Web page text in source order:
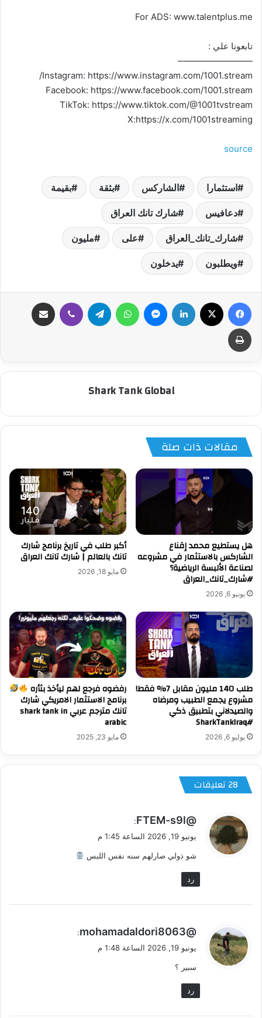
For ADS: www.talentplus.me
تابعونا علي :
————————–
Instagram: https://www.instagram.com/1001.stream/
Facebook: https://www.facebook.com/1001.stream
TikTok: https://www.tiktok.com/@1001tvstream
X:https://x.com/1001streaming
source
استثمارا الشاركس بثقة بقيمة
دعافيس شارك تانك العراق
شارك_تانك_العراق على مليون
ويطلبون يدخلون
فيسبوك لينكدإن ماسنجر واتساب تيلقرام ڤايبر
طباعة
Shark Tank Global
مقالات ذات صلة
هل يستطيع محمد إقناع
الشاركس بالاستثمار في مشروعه
لصناعة الألبسة الرياضية؟
#شارك_تانك_العراق
يونيو 6, 2026
أكبر طلب في تاريخ برنامج شارك
تانك بالعالم | شارك تانك العراق
مايو 18, 2026
طلب 140 مليون مقابل 7% فقط!
مشروع يجمع الطبيب ومرضاه
والصيدلاني بتطبيق ذكي
#SharkTankIraq
يوليو 6, 2026
رفضوه فرجع لهم ليأخذ بثأره
برنامج الاستثمار الامريكي شارك
تانك مترجم عربي shark tank in
arabic
مايو 23, 2025
‫28 تعليقات
ي
ل
@FTEM-s9l
:
يونيو 19, 2026 الساعة 1:45 م
شو ذولي صارلهم سنه نفس اللبس
رد
ي
ل
@mohamadaldori8063
:
يونيو 19, 2026 الساعة 1:48 م
سبير ؟
رد